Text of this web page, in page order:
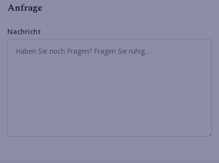
Anfrage
Nachricht